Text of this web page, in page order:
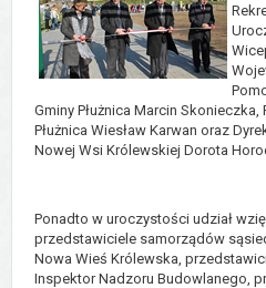
Gminy Płużnica Marcin
Płużnica Wiesław Karwan oraz
Nowej Wsi Królewskiej Dorota
Ponadto w uroczystości udział
przedstawiciele samorządów
Nowa Wieś Królewska,
Inspektor Nadzoru Budowlanego,